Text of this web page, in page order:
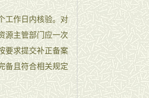
工作日内核验。对
源主管部门应一次
要求提交补正备案
备且符合相关规定